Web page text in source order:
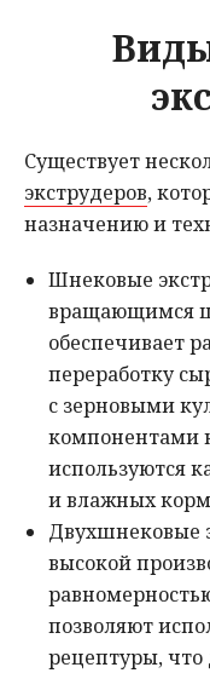
Существует
экструдеров,
назначению и
Шнековые
вращающимся
обеспечивает
переработку
с зерновыми
компонентами
используются
и влажных
Двухшнековые
высокой
позволяют
рецептуры,